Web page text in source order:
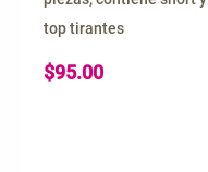
top tirantes
$95.00